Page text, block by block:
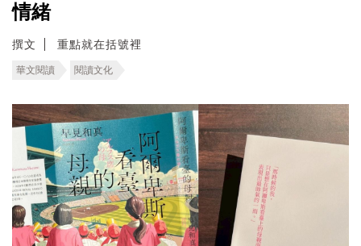
情緒
撰文 重點就在括號裡
華文閱讀 閱讀文化